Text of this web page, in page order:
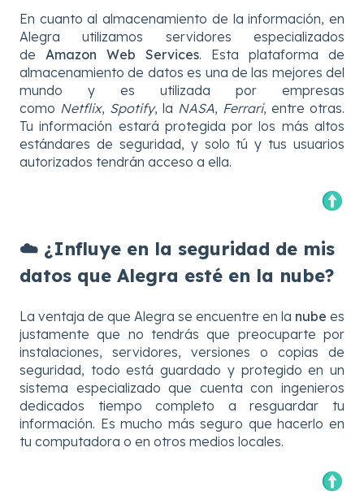
En cuanto al almacenamiento de la información, en
Alegra utilizamos servidores especializados
de Amazon Web Services. Esta plataforma de
almacenamiento de datos es una de las mejores del
mundo y es utilizada por empresas
como Netflix, Spotify, la NASA, Ferrari, entre otras.
Tu información estará protegida por los más altos
estándares de seguridad, y solo tú y tus usuarios
autorizados tendrán acceso a ella.
☁️ ¿Influye en la seguridad de mis
datos que Alegra esté en la nube?
La ventaja de que Alegra se encuentre en la nube es
justamente que no tendrás que preocuparte por
instalaciones, servidores, versiones o copias de
seguridad, todo está guardado y protegido en un
sistema especializado que cuenta con ingenieros
dedicados tiempo completo a resguardar tu
información. Es mucho más seguro que hacerlo en
tu computadora o en otros medios locales.